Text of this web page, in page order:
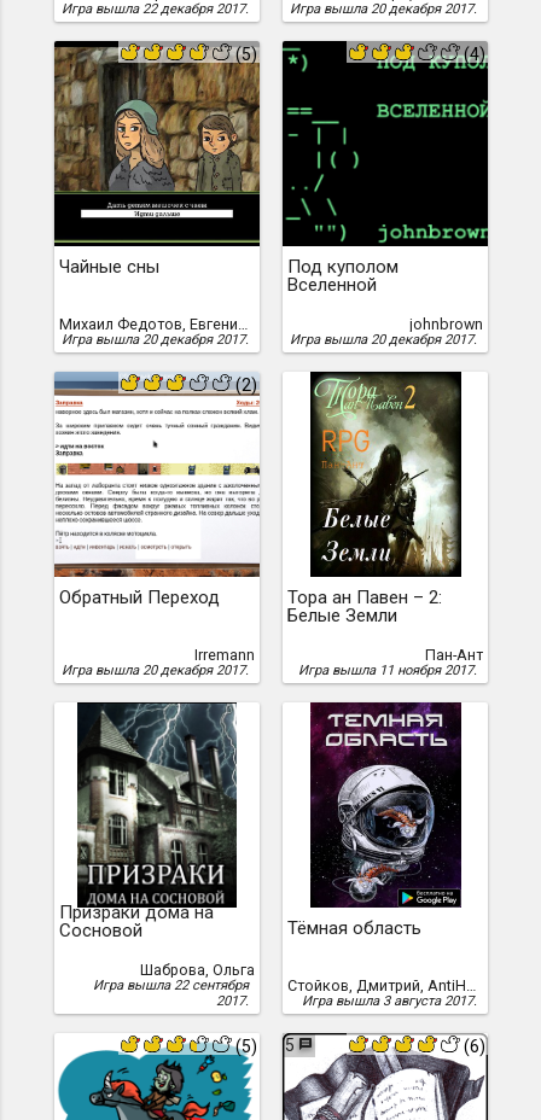
Игра вышла 22 декабря 2017. Игра вышла 20 декабря 2017.
(5)
Чайные сны
Михаил Федотов, Евгений Бычков
Игра вышла 20 декабря 2017.
(4)
Под куполом
Вселенной
johnbrown
Игра вышла 20 декабря 2017.
(2)
Обратный Переход
Irremann
Игра вышла 20 декабря 2017.
Тора ан Павен – 2:
Белые Земли
Пан-Ант
Игра вышла 11 ноября 2017.
Призраки дома на
Сосновой
Шаброва, Ольга
Игра вышла 22 сентября
2017.
Тёмная область
Стойков, Дмитрий, AntiHero
Игра вышла 3 августа 2017.
(5) 5 (6)